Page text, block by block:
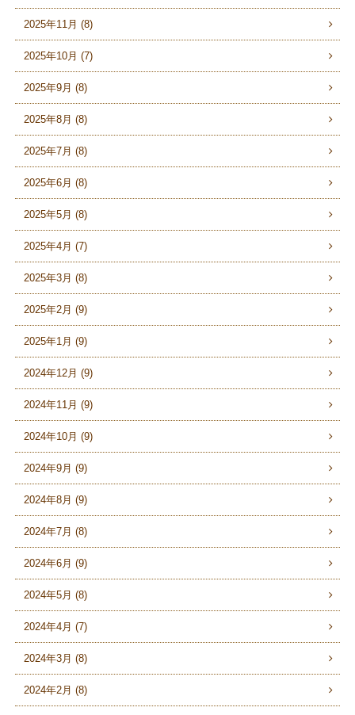
2025年11月 (8)
2025年10月 (7)
2025年9月 (8)
2025年8月 (8)
2025年7月 (8)
2025年6月 (8)
2025年5月 (8)
2025年4月 (7)
2025年3月 (8)
2025年2月 (9)
2025年1月 (9)
2024年12月 (9)
2024年11月 (9)
2024年10月 (9)
2024年9月 (9)
2024年8月 (9)
2024年7月 (8)
2024年6月 (9)
2024年5月 (8)
2024年4月 (7)
2024年3月 (8)
2024年2月 (8)